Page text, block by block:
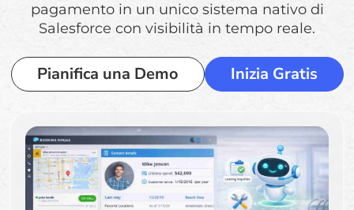
pagamento in un unico sistema nativo di
Salesforce con visibilità in tempo reale.
Pianifica una Demo Inizia Gratis